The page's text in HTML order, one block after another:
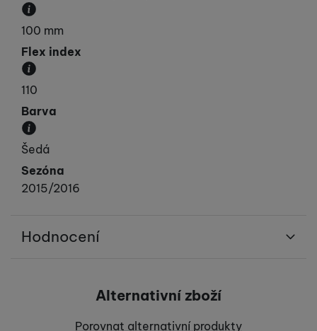
Jak máte široké chodidlo v oblasti prstů.
100 mm
Flex index
Stupnice tuhosti lyžařské boty.
110
Barva
Převládající barva výrobku.
Šedá
Sezóna
2015/2016
Hodnocení
Recenze
Alternativní zboží
Porovnat alternativní produkty